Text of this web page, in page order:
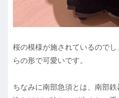
桜の模様が施されているので
らの形で可愛いです。
ちなみに南部急須とは、南部